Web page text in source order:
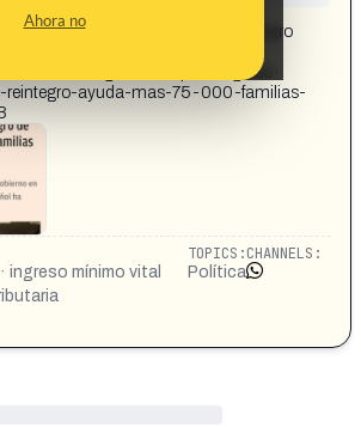
Ahora no
el ingreso mínimo y reclamó el reintegro
economia/gobierno-quito-ingreso-
reintegro-ayuda-mas-75-000-familias-
ingreso mínimo vital
TOPICS:
Política
CHANNELS: